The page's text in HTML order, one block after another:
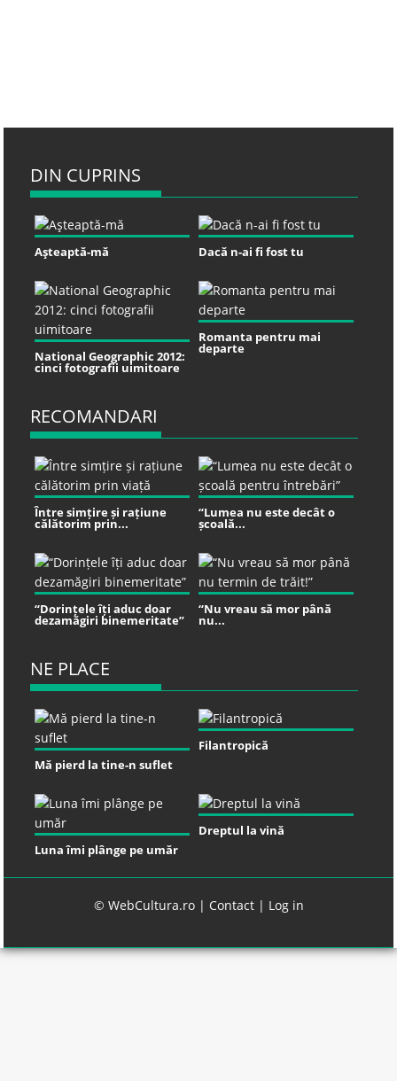
DIN CUPRINS
Aşteaptă-mă Dacă n-ai fi fost tu
National Geographic 2012:
cinci fotografii uimitoare
Romanta pentru mai
departe
RECOMANDARI
Între simțire și rațiune
călătorim prin...
“Lumea nu este decât o
școală...
“Dorințele îți aduc doar
dezamăgiri binemeritate”
“Nu vreau să mor până
nu...
NE PLACE
Mă pierd la tine-n suflet
Filantropică
Luna îmi plânge pe umăr
Dreptul la vină
© WebCultura.ro | Contact| Log in